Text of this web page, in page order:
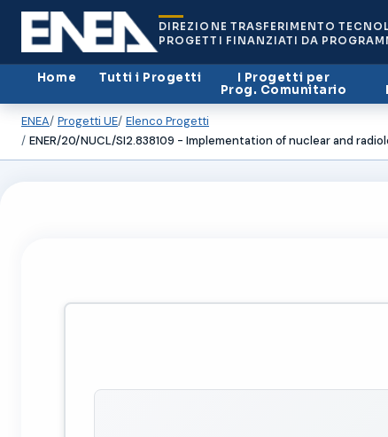
DIREZIONE TRASFERIMENTO
PROGETTI FINANZIATI DA
Home Tutti i Progetti
I Progetti per
Prog. Comunitario
ENEA Progetti UE Elenco Progetti
ENER/20/NUCL/SI2.838109 - Implementation of nuclear and